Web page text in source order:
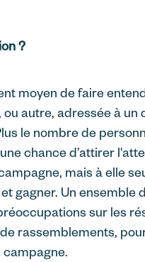
?
moyen de faire
autre, adressée à
le nombre de
chance d’attirer
mais à elle
gagner. Un ensemble
sur les
rassemblements,